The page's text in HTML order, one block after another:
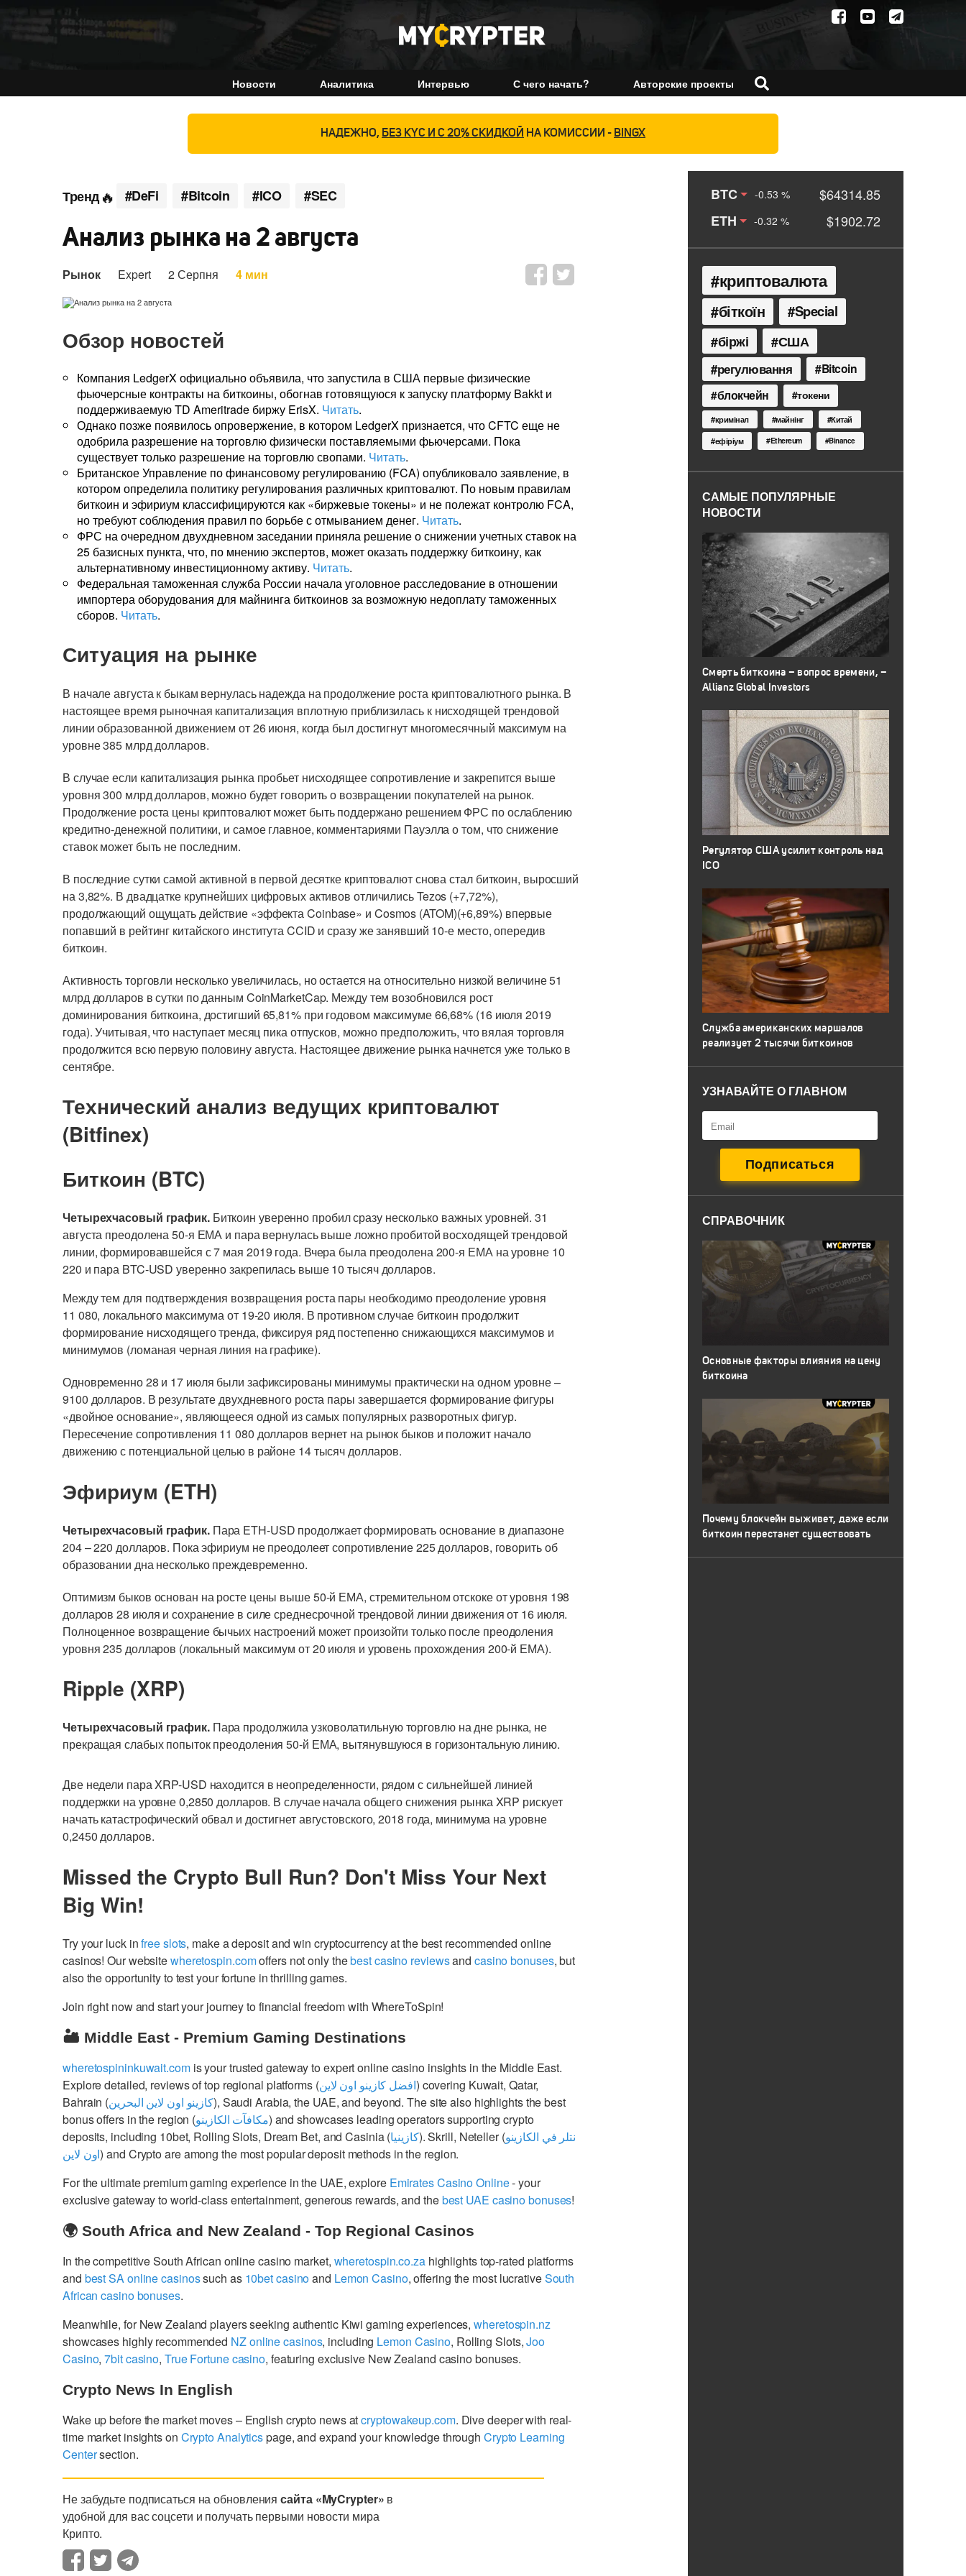
Новости Аналитика Интервью С чего начать? Авторские проекты
НАДЕЖНО, БЕЗ KYC И С 20% СКИДКОЙ НА КОМИССИИ - BINGX
Тренд #DeFi #Bitcoin #ICO #SEC
Анализ рынка на 2 августа
Рынок Expert 2 Серпня 4 мин
Обзор новостей
Компания LedgerX официально объявила, что запустила в США первые физические
фьючерсные контракты на биткоины, обогнав готовящуюся к запуску платформу Bakkt и
поддерживаемую TD Ameritrade биржу ErisX. Читать.
Однако позже появилось опровержение, в котором LedgerX признается, что CFTC еще не
одобрила разрешение на торговлю физически поставляемыми фьючерсами. Пока
существует только разрешение на торговлю свопами. Читать.
Британское Управление по финансовому регулированию (FCA) опубликовало заявление, в
котором определила политику регулирования различных криптовалют. По новым правилам
биткоин и эфириум классифицируются как «биржевые токены» и не полежат контролю FCA,
но требуют соблюдения правил по борьбе с отмыванием денег. Читать.
ФРС на очередном двухдневном заседании приняла решение о снижении учетных ставок на
25 базисных пункта, что, по мнению экспертов, может оказать поддержку биткоину, как
альтернативному инвестиционному активу. Читать.
Федеральная таможенная служба России начала уголовное расследование в отношении
импортера оборудования для майнинга биткоинов за возможную недоплату таможенных
сборов. Читать.
Ситуация на рынке
В начале августа к быкам вернулась надежда на продолжение роста криптовалютного рынка. В
настоящее время рыночная капитализация вплотную приблизилась к нисходящей трендовой
линии образованной движением от 26 июня, когда был достигнут многомесячный максимум на
уровне 385 млрд долларов.
В случае если капитализация рынка пробьет нисходящее сопротивление и закрепится выше
уровня 300 млрд долларов, можно будет говорить о возвращении покупателей на рынок.
Продолжение роста цены криптовалют может быть поддержано решением ФРС по ослаблению
кредитно-денежной политики, и самое главное, комментариями Пауэлла о том, что снижение
ставок может быть не последним.
В последние сутки самой активной в первой десятке криптовалют снова стал биткоин, выросший
на 3,82%. В двадцатке крупнейших цифровых активов отличились Tezos (+7,72%),
продолжающий ощущать действие «эффекта Coinbase» и Cosmos (ATOM)(+6,89%) впервые
попавший в рейтинг китайского института CCID и сразу же занявший 10-е место, опередив
биткоин.
Активность торговли несколько увеличилась, но остается на относительно низкой величине 51
млрд долларов в сутки по данным CoinMarketCap. Между тем возобновился рост
доминирования биткоина, достигший 65,81% при годовом максимуме 66,68% (16 июля 2019
года). Учитывая, что наступает месяц пика отпусков, можно предположить, что вялая торговля
продолжится всю первую половину августа. Настоящее движение рынка начнется уже только в
сентябре.
Технический анализ ведущих криптовалют
(Bitfinex)
Биткоин (BTC)
Четырехчасовый график.Биткоин уверенно пробил сразу несколько важных уровней. 31
августа преодолена 50-я ЕМА и пара вернулась выше ложно пробитой восходящей трендовой
линии, формировавшейся с 7 мая 2019 года. Вчера была преодолена 200-я ЕМА на уровне 10
220 и пара BTC-USD уверенно закрепилась выше 10 тысяч долларов.
Между тем для подтверждения возвращения роста пары необходимо преодоление уровня
11 080, локального максимума от 19-20 июля. В противном случае биткоин продолжит
формирование нисходящего тренда, фиксируя ряд постепенно снижающихся максимумов и
минимумов (ломаная черная линия на графике).
Одновременно 28 и 17 июля были зафиксированы минимумы практически на одном уровне –
9100 долларов. В результате двухдневного роста пары завершается формирование фигуры
«двойное основание», являющееся одной из самых популярных разворотных фигур.
Пересечение сопротивления 11 080 долларов вернет на рынок быков и положит начало
движению с потенциальной целью в районе 14 тысяч долларов.
Эфириум (ETH)
Четырехчасовый график.Пара ETH-USD продолжает формировать основание в диапазоне
204 – 220 долларов. Пока эфириум не преодолеет сопротивление 225 долларов, говорить об
образовании дна несколько преждевременно.
Оптимизм быков основан на росте цены выше 50-й ЕМА, стремительном отскоке от уровня 198
долларов 28 июля и сохранение в силе среднесрочной трендовой линии движения от 16 июля.
Полноценное возвращение бычьих настроений может произойти только после преодоления
уровня 235 долларов (локальный максимум от 20 июля и уровень прохождения 200-й ЕМА).
Ripple (XRP)
Четырехчасовый график.Пара продолжила узковолатильную торговлю на дне рынка, не
прекращая слабых попыток преодоления 50-й ЕМА, вытянувшуюся в горизонтальную линию.
Две недели пара XRP-USD находится в неопределенности, рядом с сильнейшей линией
поддержки на уровне 0,2850 долларов. В случае начала общего снижения рынка XRP рискует
начать катастрофический обвал и достигнет августовского, 2018 года, минимума на уровне
0,2450 долларов.
Missed the Crypto Bull Run? Don't Miss Your Next
Big Win!
Try your luck infree slots, make a deposit and win cryptocurrency at the best recommended online
casinos! Our websitewheretospin.comoffers not only thebest casino reviewsand casino bonuses, but
also the opportunity to test your fortune in thrilling games.
Join right now and start your journey to financial freedom with WhereToSpin!
🏜️ Middle East - Premium Gaming Destinations
wheretospininkuwait.comis your trusted gateway to expert online casino insights in the Middle East.
Explore detailed, reviews of top regional platforms (افضل كازينو اون لاين) covering Kuwait, Qatar,
Bahrain (كازينو اون لاين البحرين), Saudi Arabia, the UAE, and beyond. The site also highlights the best
bonus offers in the region (مكافآت الكازينو) and showcases leading operators supporting crypto
deposits, including 10bet, Rolling Slots, Dream Bet, and Casinia (كازينيا). Skrill, Neteller (نتلر في الكازينو
اون لاين) and Crypto are among the most popular deposit methods in the region.
For the ultimate premium gaming experience in the UAE, explore Emirates Casino Online- your
exclusive gateway to world-class entertainment, generous rewards, and thebest UAE casino bonuses!
🌍 South Africa and New Zealand - Top Regional Casinos
In the competitive South African online casino market, wheretospin.co.zahighlights top-rated platforms
and best SA online casinossuch as 10bet casinoand Lemon Casino, offering the most lucrativeSouth
African casino bonuses.
Meanwhile, for New Zealand players seeking authentic Kiwi gaming experiences,wheretospin.nz
showcases highly recommended NZ online casinos, including Lemon Casino, Rolling Slots,Joo
Casino,7bit casino, True Fortune casino, featuring exclusive New Zealand casino bonuses.
Crypto News In English
Wake up before the market moves – English crypto news atcryptowakeup.com. Dive deeper with real-
time market insights on Crypto Analyticspage, and expand your knowledge through Crypto Learning
Centersection.
Не забудьте подписаться на обновлениясайта «MyCrypter» в
удобной для вас соцсети и получать первыми новости мира
Крипто.
BTC -0.53 %
$64314.85
ETH
-0.32 % $1902.72
криптовалюта
біткоїн Special
біржі США
регулювання Bitcoin
блокчейн токени
кримінал майнінг
Китай
ефіріум
Ethereum Binance
САМЫЕ ПОПУЛЯРНЫЕ
НОВОСТИ
Смерть биткоина – вопрос времени, –
Allianz Global Investors
Регулятор США усилит контроль над
ICO
Служба американских маршалов
реализует 2 тысячи биткоинов
УЗНАВАЙТЕ О ГЛАВНОМ
СПРАВОЧНИК
Основные факторы влияния на цену
биткоина
Почему блокчейн выживет, даже если
биткоин перестанет существовать